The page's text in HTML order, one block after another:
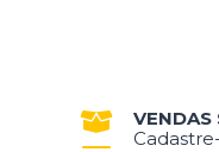
VENDAS